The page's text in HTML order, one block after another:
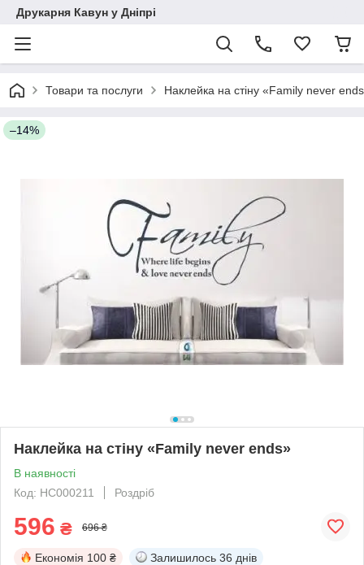
Друкарня Кавун у Дніпрі
Товари та послуги Наклейка на стіну «Family never
–14%
Наклейка на стіну «Family never ends»
В наявності
Код: НС000211
Роздріб
596 ₴ 696 ₴
Економія 100 ₴ Залишилось 36 днів